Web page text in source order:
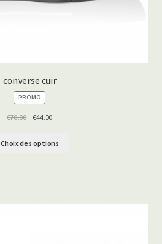
converse cuir
PROMO
EN
PROMOTION
€70.00 €44.00
Choix des options